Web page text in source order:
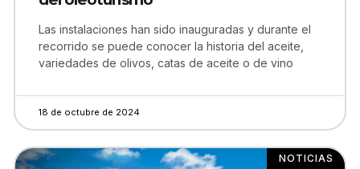
Las instalaciones han sido inauguradas y durante el
recorrido se puede conocer la historia del aceite,
variedades de olivos, catas de aceite o de vino
18 de octubre de 2024
NOTICIAS